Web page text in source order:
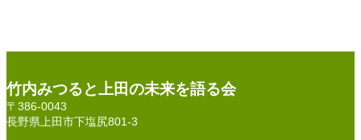
竹内みつると上田の未来を語る会
〒386-0043
長野県上田市下塩尻801-3